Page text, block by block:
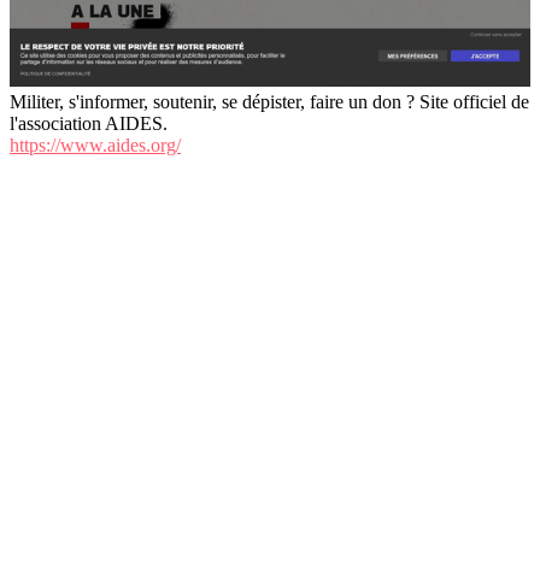
Militer, s'informer, soutenir, se dépister, faire un don ? Site officiel de
l'association AIDES.
https://www.aides.org/